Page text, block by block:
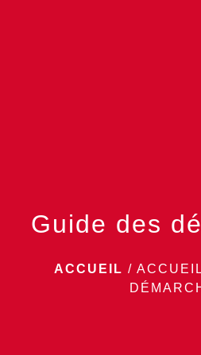
Guide des
ACCUEIL / ACCUEIL